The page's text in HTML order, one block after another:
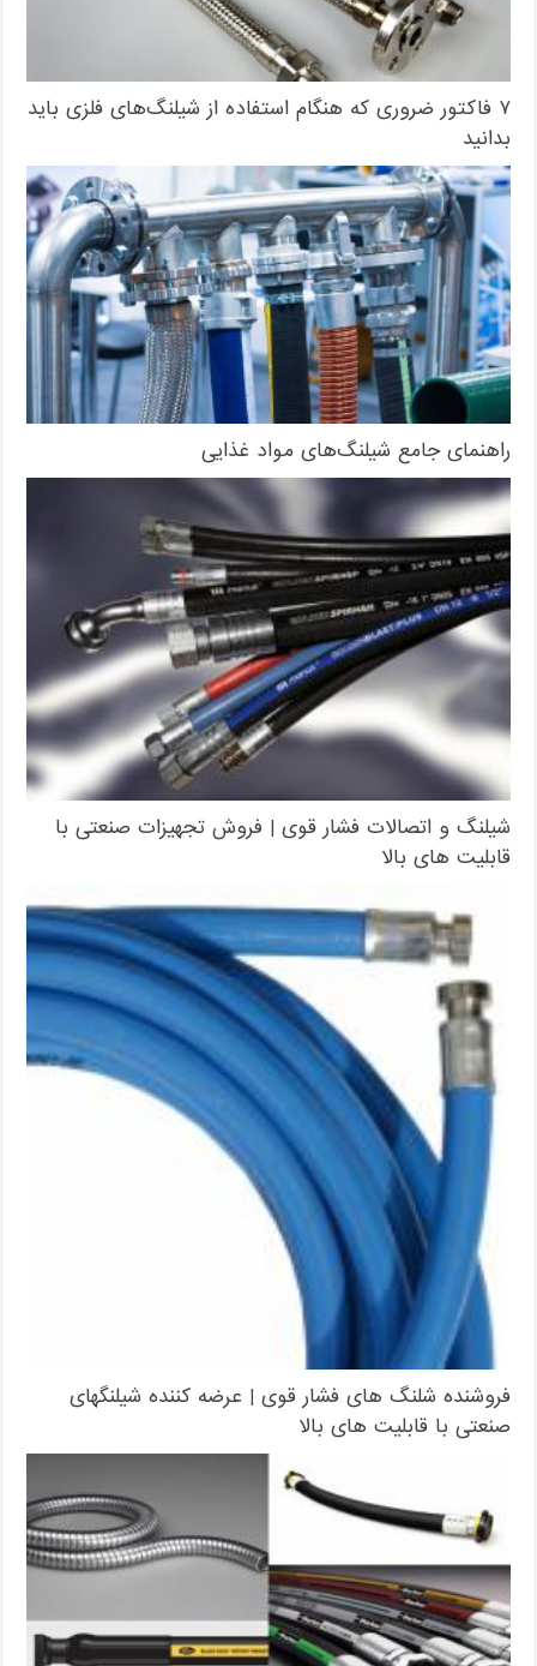
۷ فاکتور ضروری که هنگام استفاده از شیلنگ‌های فلزی باید
بدانید
راهنمای جامع شیلنگ‌های مواد غذایی
شیلنگ و اتصالات فشار قوی | فروش تجهیزات صنعتی با
قابلیت های بالا
فروشنده شلنگ های فشار قوی | عرضه کننده شیلنگهای
صنعتی با قابلیت های بالا